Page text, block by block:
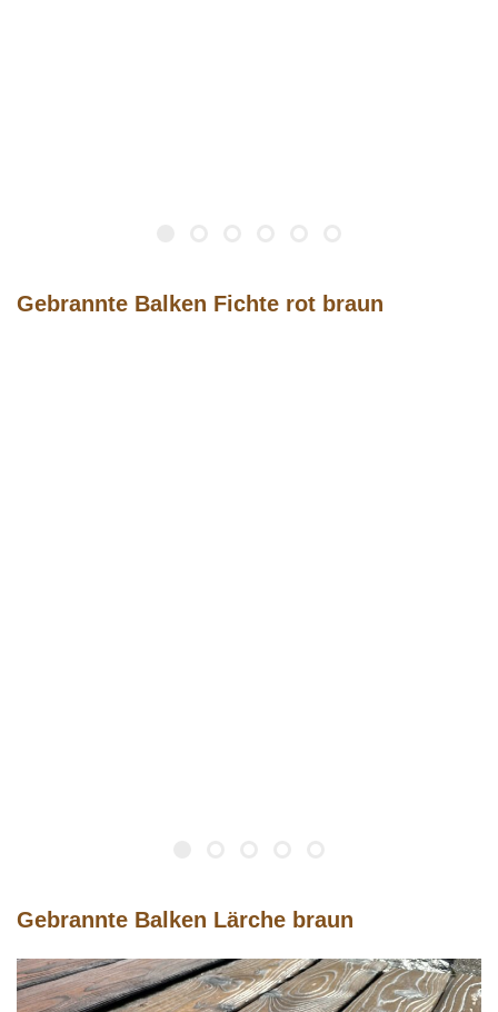
Gebrannte Balken Fichte rot braun
Gebrannte Balken Lärche braun